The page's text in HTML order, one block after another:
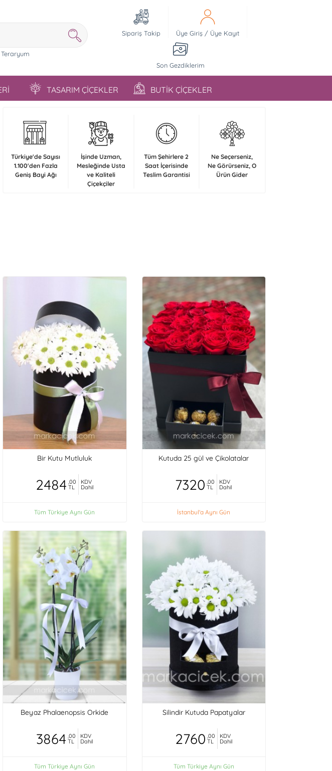
Teraryum
Sipariş Takip Üye Giriş/ Üye Kayıt
Son Gezdiklerim
TASARIM ÇİÇEKLER BUTİK ÇİÇEKLER
Türkiye'de Sayısı
1.100'den Fazla
Geniş Bayi Ağı
İşinde Uzman,
Mesleğinde Usta
ve Kaliteli
Çiçekçiler
Tüm Şehirlere 2
Saat İçerisinde
Teslim Garantisi
Ne Seçerseniz,
Ne Görürseniz, O
Ürün Gider
Bir Kutu Mutluluk
2484 ,00
TL
KDV
Dahil
Tüm Türkiye Aynı Gün
Kutuda 25 gül ve Çikolatalar
7320 ,00
TL
KDV
Dahil
İstanbul'a Aynı Gün
Beyaz Phalaenopsis Orkide
3864 ,00
TL
KDV
Dahil
Tüm Türkiye Aynı Gün
Silindir Kutuda Papatyalar
2760 ,00
TL
KDV
Dahil
Tüm Türkiye Aynı Gün